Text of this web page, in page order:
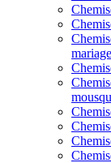
mariage